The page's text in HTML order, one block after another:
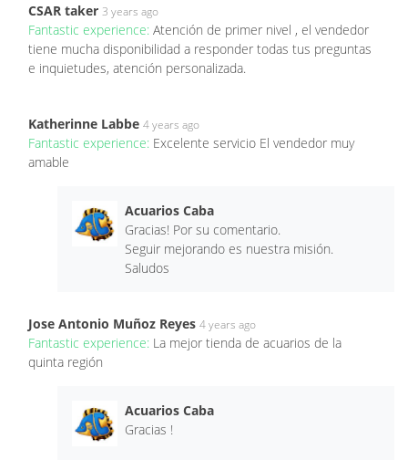
CSAR taker 3 years ago
Fantastic experience: Atención de primer nivel , el vendedor
tiene mucha disponibilidad a responder todas tus preguntas
e inquietudes, atención personalizada.
Katherinne Labbe 4 years ago
Fantastic experience: Excelente servicio El vendedor muy
amable
Acuarios Caba
Gracias! Por su comentario.
Seguir mejorando es nuestra misión.
Saludos
Jose Antonio Muñoz Reyes 4 years ago
Fantastic experience: La mejor tienda de acuarios de la
quinta región
Acuarios Caba
Gracias !